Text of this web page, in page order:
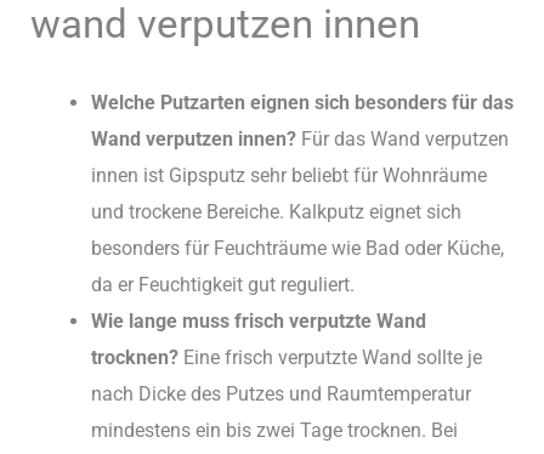
wand verputzen innen
Welche Putzarten eignen sich besonders für das
Wand verputzen innen?Für das Wand verputzen
innen ist Gipsputz sehr beliebt für Wohnräume
und trockene Bereiche. Kalkputz eignet sich
besonders für Feuchträume wie Bad oder Küche,
da er Feuchtigkeit gut reguliert.
Wie lange muss frisch verputzte Wand
trocknen?Eine frisch verputzte Wand sollte je
nach Dicke des Putzes und Raumtemperatur
mindestens ein bis zwei Tage trocknen. Bei